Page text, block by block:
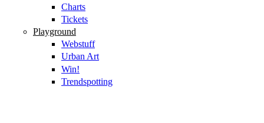
Charts
Tickets
Playground
Webstuff
Urban Art
Win!
Trendspotting